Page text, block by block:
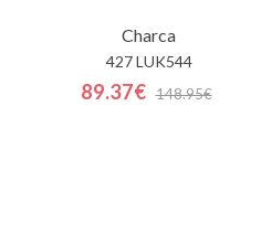
Charca
427 LUK544
89.37€ 148.95€